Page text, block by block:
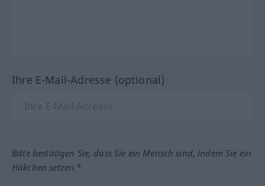
Ihre E-Mail-Adresse (optional)
Bitte bestätigen Sie, dass Sie ein Mensch sind, indem Sie ein
Häkchen setzen.*